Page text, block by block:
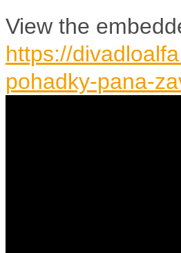
View the
https://
pohadky-pana-